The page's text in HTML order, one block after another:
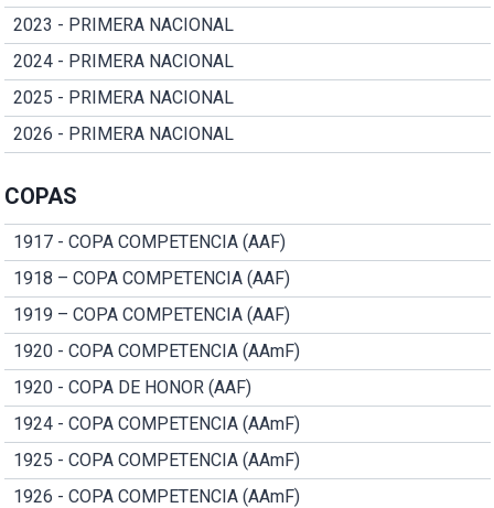
2023 - PRIMERA NACIONAL
2024 - PRIMERA NACIONAL
2025 - PRIMERA NACIONAL
2026 - PRIMERA NACIONAL
COPAS
1917 - COPA COMPETENCIA (AAF)
1918 – COPA COMPETENCIA (AAF)
1919 – COPA COMPETENCIA (AAF)
1920 - COPA COMPETENCIA (AAmF)
1920 - COPA DE HONOR (AAF)
1924 - COPA COMPETENCIA (AAmF)
1925 - COPA COMPETENCIA (AAmF)
1926 - COPA COMPETENCIA (AAmF)